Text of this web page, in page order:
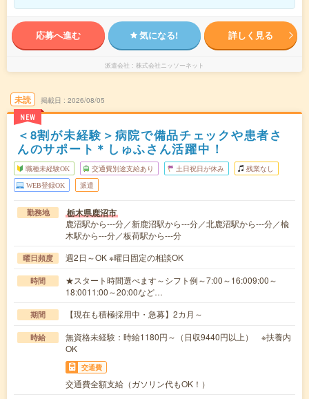
応募へ進む 気になる! 詳しく見る
派遣会社 株式会社ニッソーネット
未読
NEW
掲載日 2026/08/05
＜8割が未経験＞病院で備品チェックや患者さ
んのサポート＊しゅふさん活躍中！
職種未経験OK 交通費別途支給あり 土日祝日が休み 残業なし
WEB登録OK 派遣
勤務地 栃木県鹿沼市
鹿沼駅から---分／新鹿沼駅から---分／北鹿沼駅から---分／楡
木駅から---分／板荷駅から---分
曜日頻度 週2日～OK ※曜日固定の相談OK
時間
★スタート時間選べます～シフト例～7:00～16:009:00～
18:0011:00～20:00など…
期間 【現在も積極採用中・急募】2カ月～
時給
無資格未経験：時給1180円～（日収9440円以上） ※扶養内
OK
交通費
交通費全額支給（ガソリン代もOK！）